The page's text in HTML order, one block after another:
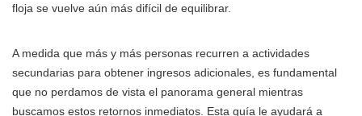
floja se vuelve aún más difícil de equilibrar.
A medida que más y más personas recurren a actividades
secundarias para obtener ingresos adicionales, es fundamental
que no perdamos de vista el panorama general mientras
buscamos estos retornos inmediatos. Esta guía le ayudará a